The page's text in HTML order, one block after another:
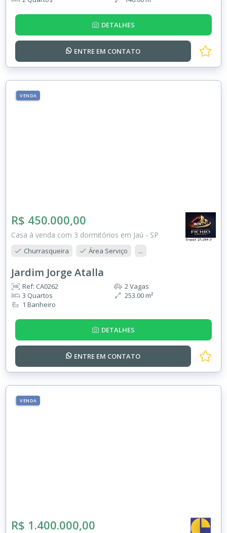
DETALHES
ENTRE EM CONTATO
VENDA
R$ 450.000,00
Casa à venda com 3 dormitórios em Jaú - SP
Churrasqueira Área Serviço ...
Jardim Jorge Atalla
Ref: CA0262
3 Quartos
1 Banheiro
2 Vagas
253.00 m²
DETALHES
ENTRE EM CONTATO
VENDA
R$ 1.400.000,00